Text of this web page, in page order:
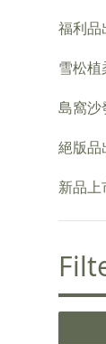
福利品
雪松
島窩沙
絕版品
新品上